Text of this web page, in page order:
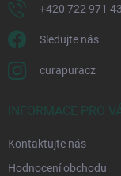
+420 722 971
Sledujte nás
curapuracz
INFORMACE PRO
Kontaktujte nás
Hodnocení obchodu